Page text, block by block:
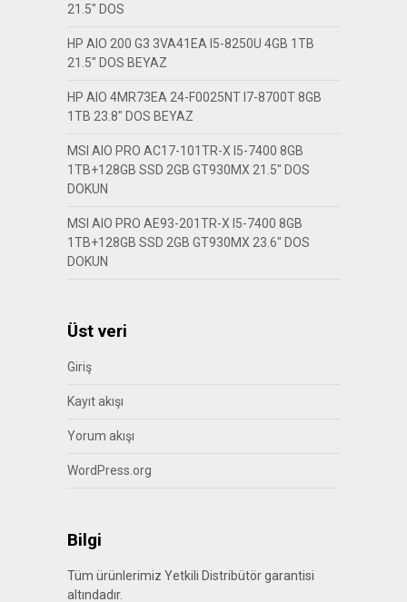
21.5″ DOS
HP AIO 200 G3 3VA41EA I5-8250U 4GB 1TB
21.5″ DOS BEYAZ
HP AIO 4MR73EA 24-F0025NT I7-8700T 8GB
1TB 23.8″ DOS BEYAZ
MSI AIO PRO AC17-101TR-X I5-7400 8GB
1TB+128GB SSD 2GB GT930MX 21.5″ DOS
DOKUN
MSI AIO PRO AE93-201TR-X I5-7400 8GB
1TB+128GB SSD 2GB GT930MX 23.6″ DOS
DOKUN
Üst veri
Giriş
Kayıt akışı
Yorum akışı
WordPress.org
Bilgi
Tüm ürünlerimiz Yetkili Distribütör garantisi
altındadır.